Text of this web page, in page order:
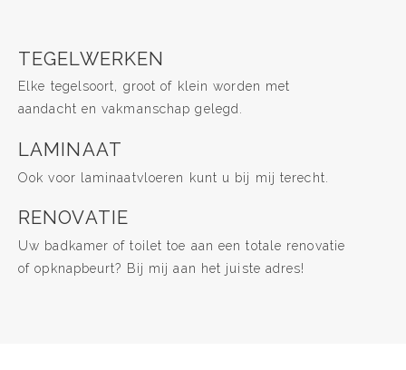
TEGELWERKEN
Elke tegelsoort, groot of klein worden met
aandacht en vakmanschap gelegd.
LAMINAAT
Ook voor laminaatvloeren kunt u bij mij terecht.
RENOVATIE
Uw badkamer of toilet toe aan een totale renovatie
of opknapbeurt? Bij mij aan het juiste adres!